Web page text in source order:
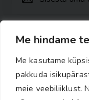
Me hindame
Me kasutame
pakkuda
meie veebiliiklust.